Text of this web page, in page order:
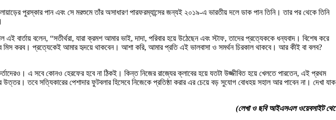
পুরস্কার পান এবং সে মরশুমে তাঁর অসাধারণ পারফরম্যান্সের জন্যই ২০১৯-এ ভারতীয় দলে ডাক পান তিনি। তার পর থেকে তিনি
বার্তায় বলেন, “সতীর্থরা, যারা ক্রমশ আমার ভাই, দাদা, পরিবার হয়ে উঠেছেন এবং স্টাফ, তাদের প্রত্যেককে ধন্যবাদ। বিশেষ করে
খুব মিস করব। প্রত্যেকেই আমার হৃদয়ে থাকবেন। আশা করি, আমার প্রতি এই ভালবাসা ও সমর্থন চিরকাল থাকবে। আর কীই বা বলব?
এ সবে কোনও হেরফের হবে না ঠিকই। কিন্ত নিজের রাজ্যের ক্লাবের হয়ে যতটা উজ্জীবিত হয়ে খেলতে পারতেন, এই প্রথম
তবে সত্যিকারের পেশাদার ফুটবলার হিসেবে নিজেকে প্রতিষ্ঠা করার এর চেয়ে বড় সুযোগ বোধহয় সহাল আর পাবেন না। দেখা
(লেখা ও ছবি আইএসএল ওয়েবসাইট